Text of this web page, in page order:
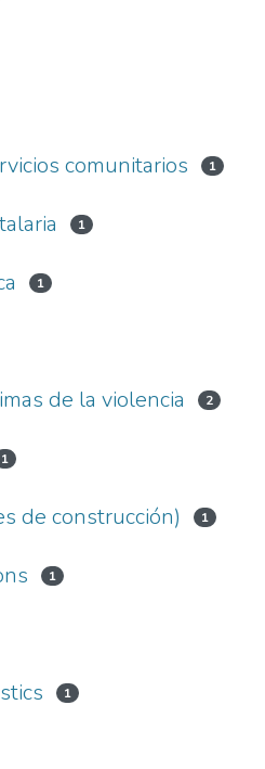
comunitarios 1
1
1
de la violencia 2
1
de construcción) 1
1
1